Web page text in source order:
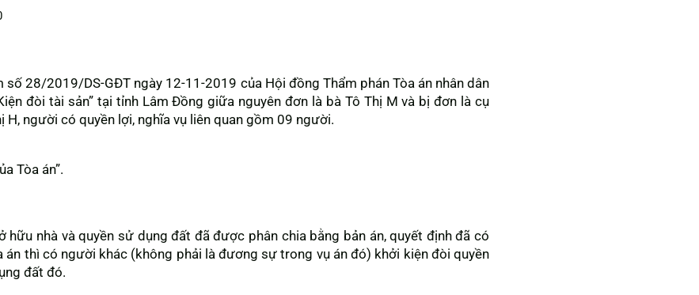
số 28/2019/DS-GĐT ngày 12-11-2019 của Hội đồng Thẩm phán Tòa án nhân dân
đòi tài sản” tại tỉnh Lâm Đồng giữa nguyên đơn là bà Tô Thị M và bị đơn là cụ
H, người có quyền lợi, nghĩa vụ liên quan gồm 09 người.
Tòa án”.
hữu nhà và quyền sử dụng đất đã được phân chia bằng bản án, quyết định đã có
án thì có người khác (không phải là đương sự trong vụ án đó) khởi kiện đòi quyền
đất đó.